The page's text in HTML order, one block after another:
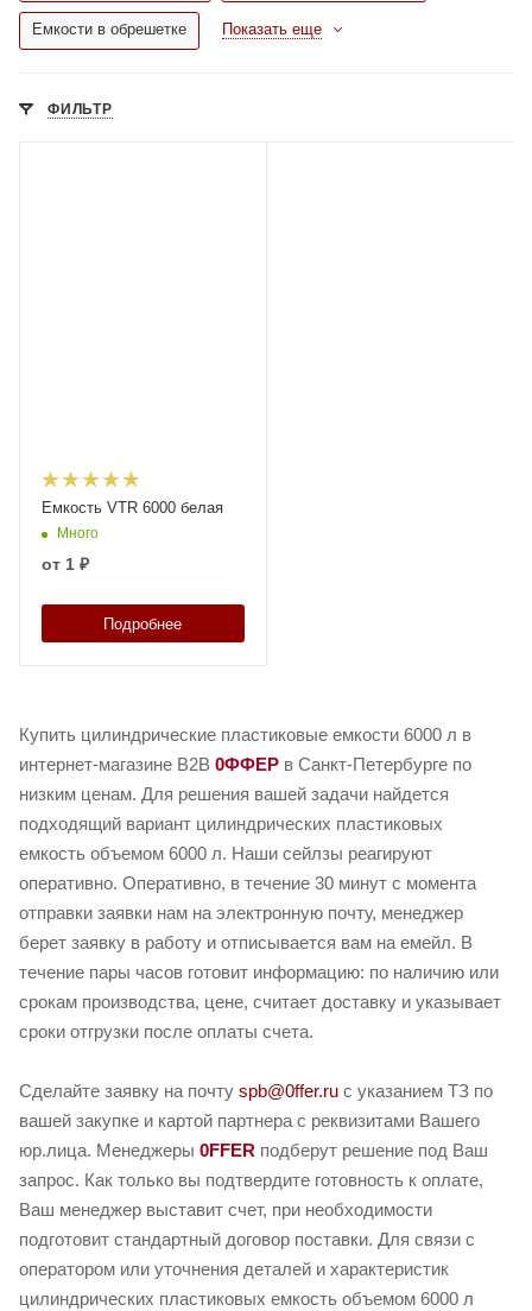
Емкости в обрешетке Показать еще
ФИЛЬТР
Емкость VTR 6000 белая
Много
от 1 ₽
Подробнее
Купить цилиндрические пластиковые емкости 6000 л в
интернет-магазине B2B 0ФФЕР в Санкт-Петербурге по
низким ценам. Для решения вашей задачи найдется
подходящий вариант цилиндрических пластиковых
емкость объемом 6000 л. Наши сейлзы реагируют
оперативно. Оперативно, в течение 30 минут с момента
отправки заявки нам на электронную почту, менеджер
берет заявку в работу и отписывается вам на емейл. В
течение пары часов готовит информацию: по наличию или
срокам производства, цене, считает доставку и указывает
сроки отгрузки после оплаты счета.
Сделайте заявку на почту spb@0ffer.ru с указанием ТЗ по
вашей закупке и картой партнера с реквизитами Вашего
юр.лица. Менеджеры 0FFER подберут решение под Ваш
запрос. Как только вы подтвердите готовность к оплате,
Ваш менеджер выставит счет, при необходимости
подготовит стандартный договор поставки. Для связи с
оператором или уточнения деталей и характеристик
цилиндрических пластиковых емкость объемом 6000 л